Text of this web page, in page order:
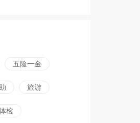
五险一金
旅游
检